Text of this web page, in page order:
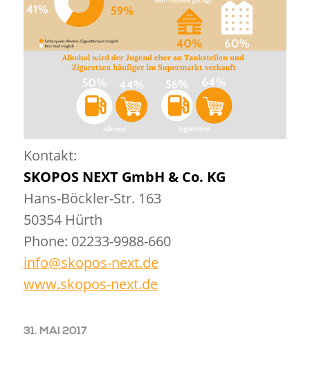
Kontakt:
SKOPOS NEXT GmbH & Co. KG
Hans-Böckler-Str. 163
50354 Hürth
Phone: 02233-9988-660
info@skopos-next.de
www.skopos-next.de
31. MAI 2017